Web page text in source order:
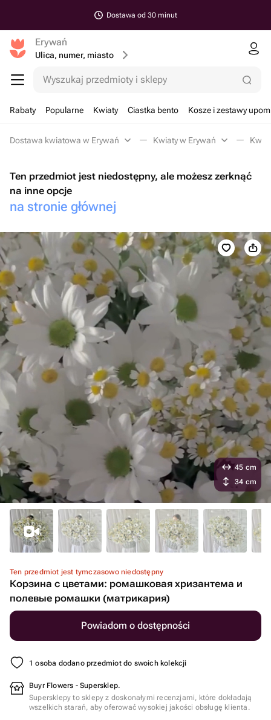
Dostawa od 30 minut
Erywań
Ulica, numer, miasto
Wyszukaj przedmioty i sklepy
Rabaty Popularne Kwiaty Ciastka bento Kosze i zestawy
Dostawa kwiatowa w Erywań Kwiaty w Erywań
Ten przedmiot jest niedostępny, ale możesz zerknąć
na inne opcje
na stronie głównej
Ten przedmiot jest tymczasowo niedostępny
Корзина с цветами: ромашковая хризантема и
полевые ромашки (матрикария)
Powiadom o dostępności
1 osoba dodano przedmiot do swoich kolekcji
Buyr Flowers - Supersklep.
Supersklepy to sklepy z doskonałymi recenzjami, które dokładają
wszelkich starań, aby oferować wysokiej jakości obsługę klienta.
45 cm
34 cm